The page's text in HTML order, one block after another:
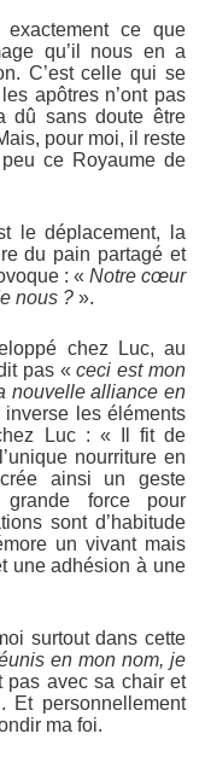
exactement ce que
qu’il nous en a
C’est celle qui se
apôtres n’ont pas
dû sans doute être
pour moi, il reste
ce Royaume de
le déplacement, la
du pain partagé et
: « Notre cœur
nous ? ».
chez Luc, au
pas «ceci est mon
nouvelle alliance en
inverse les éléments
Luc : « Il fit de
nourriture en
ainsi un geste
grande force pour
sont d’habitude
un vivant mais
une adhésion à une
surtout dans cette
en mon nom, je
pas avec sa chair et
Et personnellement
ma foi.